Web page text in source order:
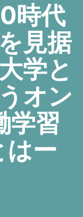
時代
見据
学と
オン
学習
はー